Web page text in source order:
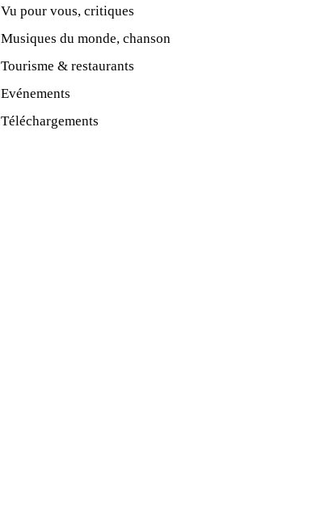
Vu pour vous, critiques
Musiques du monde, chanson
Tourisme & restaurants
Evénements
Téléchargements